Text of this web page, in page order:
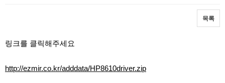
목록
링크를 클릭해주세요
http://ezmir.co.kr/adddata/HP8610driver.zip